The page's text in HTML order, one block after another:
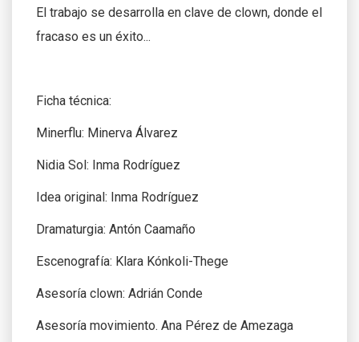
El trabajo se desarrolla en clave de clown, donde el
fracaso es un éxito...
Ficha técnica:
Minerflu: Minerva Álvarez
Nidia Sol: Inma Rodríguez
Idea original: Inma Rodríguez
Dramaturgia: Antón Caamaño
Escenografía: Klara Kónkoli-Thege
Asesoría clown: Adrián Conde
Asesoría movimiento. Ana Pérez de Amezaga